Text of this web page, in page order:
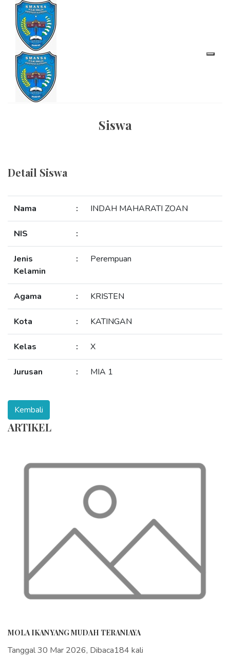
Siswa
Detail Siswa
Nama : INDAH MAHARATI ZOAN
NIS :
Jenis
Kelamin
: Perempuan
Agama : KRISTEN
Kota : KATINGAN
Kelas : X
Jurusan : MIA 1
ARTIKEL
MOLA IKAN YANG MUDAH TERANIAYA
Tanggal 30 Mar 2026, Dibaca184 kali